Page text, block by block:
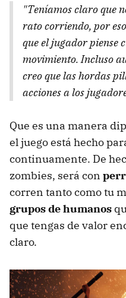
"Teníamos claro que
rato corriendo, por
que el jugador piense
movimiento. Incluso
creo que las hordas
acciones a los
Que es una manera
el juego está hecho
continuamente. De
zombies, será con
corren tanto como tu
grupos de humanos
que tengas de valor
claro.